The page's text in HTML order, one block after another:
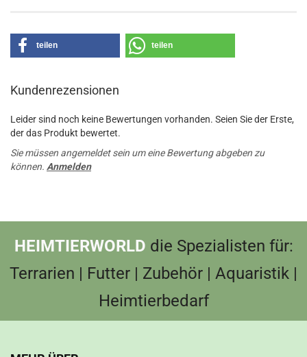
teilen teilen
Kundenrezensionen
Leider sind noch keine Bewertungen vorhanden. Seien Sie der Erste,
der das Produkt bewertet.
Sie müssen angemeldet sein um eine Bewertung abgeben zu
können. Anmelden
HEIMTIERWORLD die Spezialisten für:
Terrarien | Futter | Zubehör | Aquaristik |
Heimtierbedarf